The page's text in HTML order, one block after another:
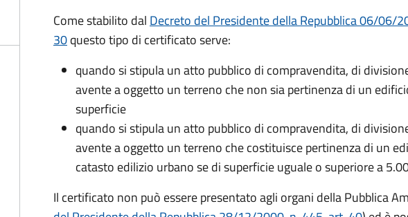
Come stabilito dal Decreto del Presidente della Repubblica 06/06/
30questo tipo di certificato serve:
quando si stipula un atto pubblico di compravendita, di
avente a oggetto un terreno che non sia pertinenza di un
superficie
quando si stipula un atto pubblico di compravendita, di
avente a oggetto un terreno che costituisce pertinenza di un
catasto edilizio urbano se di superficie uguale o superiore a
Il certificato non può essere presentato agli organi della Pubblica